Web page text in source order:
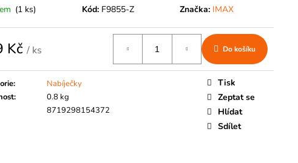
(1 ks) Kód: F9855-Z Značka: IMAX
Kč / ks Do košíku
:
Nabíječky
:
0.8 kg
8719298154372
Tisk
Zeptat se
Hlídat
Sdílet